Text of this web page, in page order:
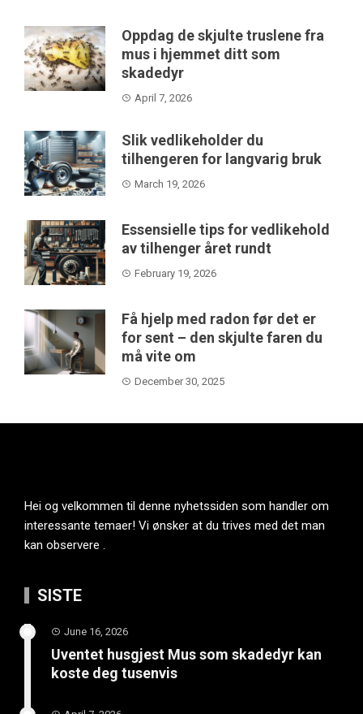
Oppdag de skjulte truslene fra
mus i hjemmet ditt som
skadedyr
April 7, 2026
Slik vedlikeholder du
tilhengeren for langvarig bruk
March 19, 2026
Essensielle tips for vedlikehold
av tilhenger året rundt
February 19, 2026
Få hjelp med radon før det er
for sent – den skjulte faren du
må vite om
December 30, 2025
Hei og velkommen til denne nyhetssiden som handler om
interessante temaer! Vi ønsker at du trives med det man
kan observere .
SISTE
June 16, 2026
Uventet husgjest Mus som skadedyr kan
koste deg tusenvis